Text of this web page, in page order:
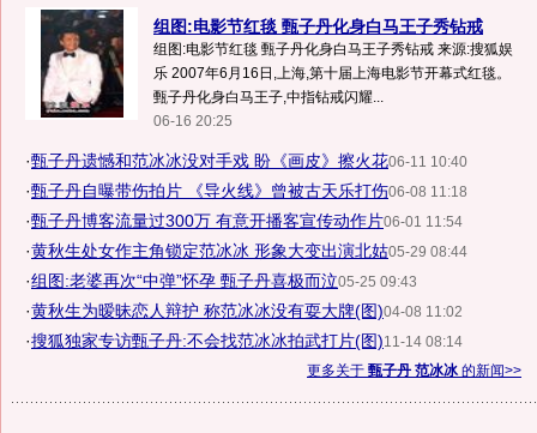
组图:电影节红毯 甄子丹化身白马王子秀钻戒
组图:电影节红毯 甄子丹化身白马王子秀钻戒 来源:搜狐娱
乐 2007年6月16日,上海,第十届上海电影节开幕式红毯。
甄子丹化身白马王子,中指钻戒闪耀...
06-16 20:25
·甄子丹遗憾和范冰冰没对手戏 盼《画皮》擦火花06-11 10:40
·甄子丹自曝带伤拍片 《导火线》曾被古天乐打伤06-08 11:18
·甄子丹博客流量过300万 有意开播客宣传动作片06-01 11:54
·黄秋生处女作主角锁定范冰冰 形象大变出演北姑05-29 08:44
·组图:老婆再次“中弹”怀孕 甄子丹喜极而泣05-25 09:43
·黄秋生为暧昧恋人辩护 称范冰冰没有耍大牌(图)04-08 11:02
·搜狐独家专访甄子丹:不会找范冰冰拍武打片(图)11-14 08:14
更多关于 甄子丹 范冰冰的新闻>>